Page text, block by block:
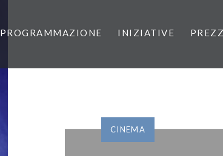
PROGRAMMAZIONE INIZIATIVE
CINEMA